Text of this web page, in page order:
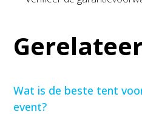
Wat is de beste tent
event?